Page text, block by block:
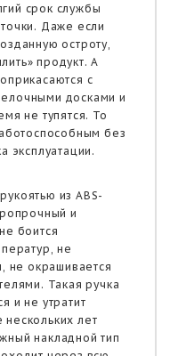
срок службы
Даже если
остроту,
продукт. А
с
досками и
не тупятся. То
без
эксплуатации.
из ABS-
и
боится
не
не окрашивается
Такая ручка
и не утратит
лет
накладной тип